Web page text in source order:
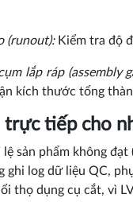
(runout):Kiểm tra độ
lắp ráp (assembly
kích thước tổng
trực tiếp cho
lệ sản phẩm không
ghi log dữ liệu QC,
thọ dụng cụ cắt, vì